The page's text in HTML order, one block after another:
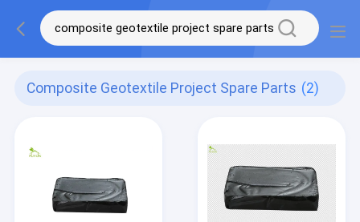
Composite Geotextile Project Spare Parts (2)